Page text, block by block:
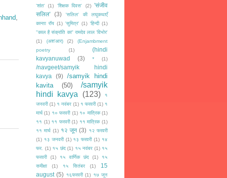
,
'शांत' (1) 'शिक्षक दिवस' (2) 'संजीव
सलिल'
(3)
'सलिल' की लघुकथाएँ
कान्ता रॉय (1) 'सुमित्र' (1) ‘हिन्दी (1)
"काल है संक्रांति का" रामदेव लाल 'विभोर'
(1)
(अश'आर) (2)
(Enjambment
poetry
(1)
(hindi
kavyanuwad
(3) * (1)
/navgeet/samyik hindi
kavya
(9)
/samyik hindi
kavita
(50)
/samyik
hindi kavya
(123)
१
जनवरी (1) १ नवंबर (1) १ फरवरी (1) १
मार्च (1) १० फरवरी (1) १० मात्रिक (1)
११ (1) ११ फरवरी (1) ११ मात्रिक (1)
११ मार्च (1) १२ जून (3) १२ फरवरी
(1) १३ जनवरी (1) १३ फरवरी (1) १४
फर. (1) १५ छंद (1) १५ नवंबर (1) १५
फरवरी
(1) १५ वार्णिक छंद (1)
१५
समीक्षा
(1) १५ सितंबर (1)
15
august (5) १६फरवरी (1) १७ जून